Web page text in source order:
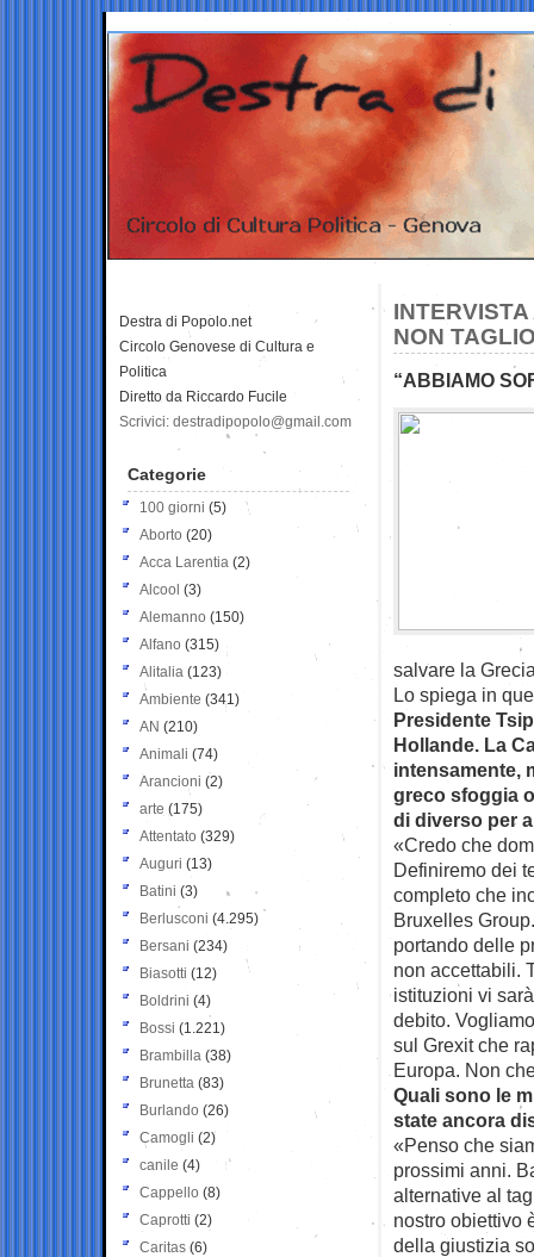
NON
“ABBIAMO
salvare la
Lo spiega in
Presidente
Hollande. La
intensamente,
greco sfoggia
di diverso per
«Credo che
Definiremo dei
completo che
Bruxelles
portando delle
non accettabili.
istituzioni vi
debito.
sul Grexit che
Europa. Non
Quali sono le
state ancora
«Penso che
prossimi anni.
alternative al
nostro obiettivo
della giustizia
Destra di Popolo.net
Circolo Genovese di Cultura e
Politica
Diretto da Riccardo Fucile
Scrivici: destradipopolo@gmail.com
Categorie
100 giorni (5)
Aborto (20)
Acca Larentia (2)
Alcool (3)
Alemanno (150)
Alfano (315)
Alitalia (123)
Ambiente (341)
AN (210)
Animali (74)
Arancioni (2)
arte (175)
Attentato (329)
Auguri (13)
Batini (3)
Berlusconi (4.295)
Bersani (234)
Biasotti (12)
Boldrini (4)
Bossi (1.221)
Brambilla (38)
Brunetta (83)
Burlando (26)
Camogli (2)
canile (4)
Cappello (8)
Caprotti (2)
Caritas (6)